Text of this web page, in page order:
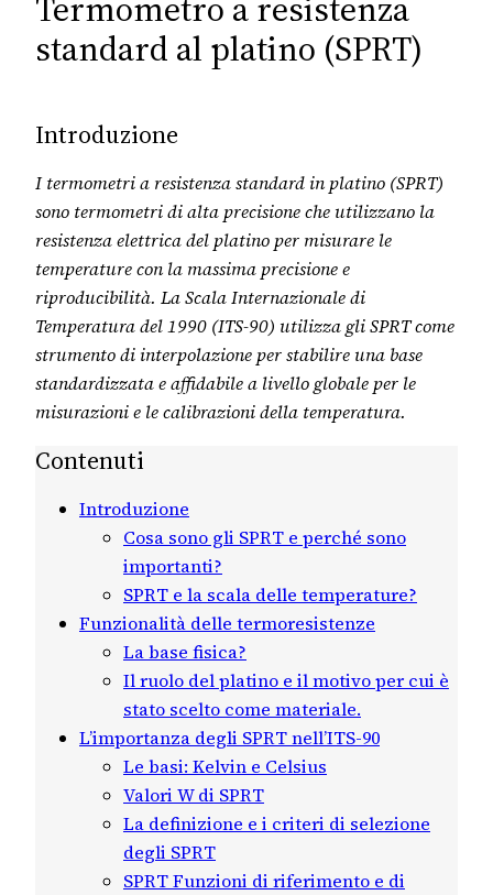
standard al platino (SPRT)
Introduzione
I termometri a resistenza standard in platino (SPRT)
sono termometri di alta precisione che utilizzano la
resistenza elettrica del platino per misurare le
temperature con la massima precisione e
riproducibilità. La Scala Internazionale di
Temperatura del 1990 (ITS-90) utilizza gli SPRT come
strumento di interpolazione per stabilire una base
standardizzata e affidabile a livello globale per le
misurazioni e le calibrazioni della temperatura.
Contenuti
Introduzione
Cosa sono gli SPRT e perché sono
importanti?
SPRT e la scala delle temperature?
Funzionalità delle termoresistenze
La base fisica?
Il ruolo del platino e il motivo per cui è
stato scelto come materiale.
L’importanza degli SPRT nell’ITS-90
Le basi: Kelvin e Celsius
Valori W di SPRT
La definizione e i criteri di selezione
degli SPRT
SPRT Funzioni di riferimento e di